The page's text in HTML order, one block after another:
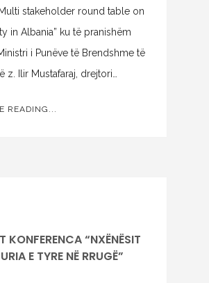
stakeholder round table on
in Albania” ku të pranishëm
i Punëve të Brendshme të
z. Ilir Mustafaraj, drejtori…
READING...
KONFERENCA “NXËNËSIT
E TYRE NË RRUGË”